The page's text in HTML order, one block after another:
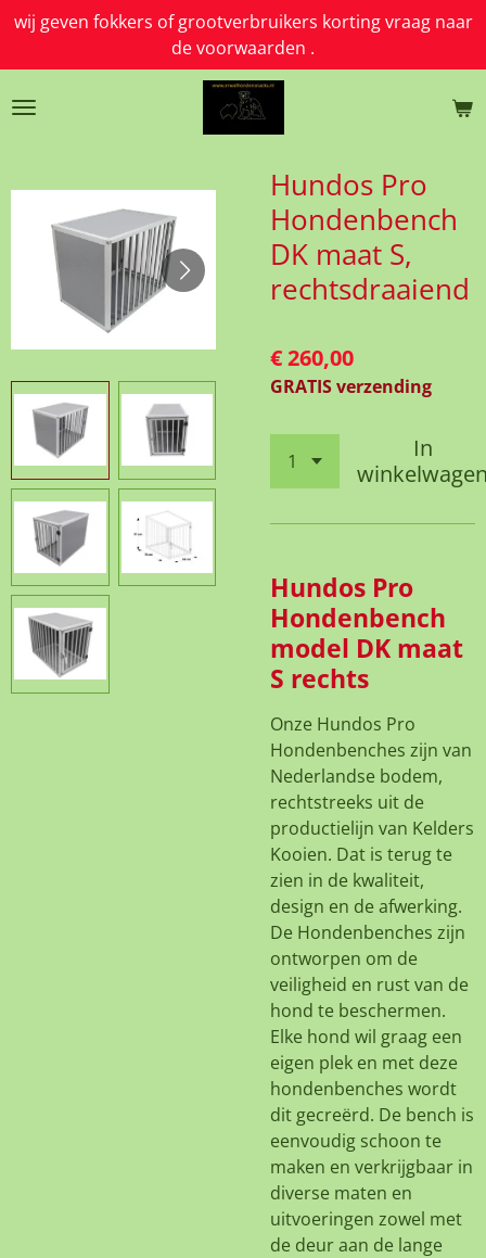
Ga
naar
de
wij geven fokkers of grootverbruikers korting vraag naar
de voorwaarden .
Hundos Pro
Hondenbench
DK maat S,
rechtsdraaiend
€ 260,00
GRATIS verzending
In
Hundos Pro
Hondenbench
model DK maat
S rechts
Onze Hundos Pro
Hondenbenches zijn van
Nederlandse bodem,
rechtstreeks uit de
productielijn van Kelders
Kooien. Dat is terug te
zien in de kwaliteit,
design en de afwerking.
De Hondenbenches zijn
ontworpen om de
veiligheid en rust van de
hond te beschermen.
Elke hond wil graag een
eigen plek en met deze
hondenbenches wordt
dit gecreërd. De bench is
eenvoudig schoon te
maken en verkrijgbaar in
diverse maten en
uitvoeringen zowel met
de deur aan de lange